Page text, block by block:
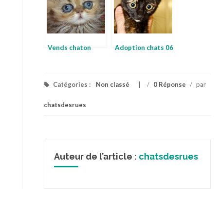
Vends chaton Adoption chats 06
Catégories : Non classé / 0 Réponse / par
chatsdesrues
Auteur de l’article : chatsdesrues